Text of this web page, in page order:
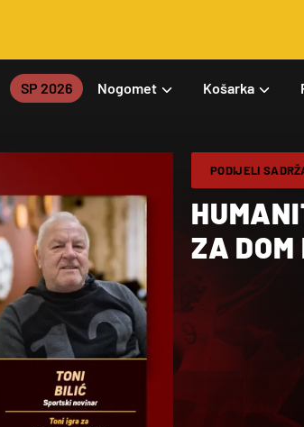
SP 2026 Nogomet Košarka
PODIJELI
ZA